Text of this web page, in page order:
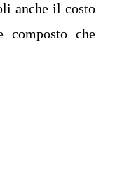
anche il costo
composto che